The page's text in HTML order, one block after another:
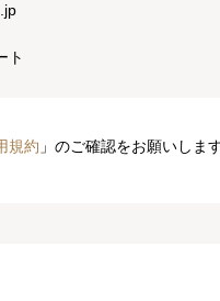
ト
規約 」のご確認をお願いします